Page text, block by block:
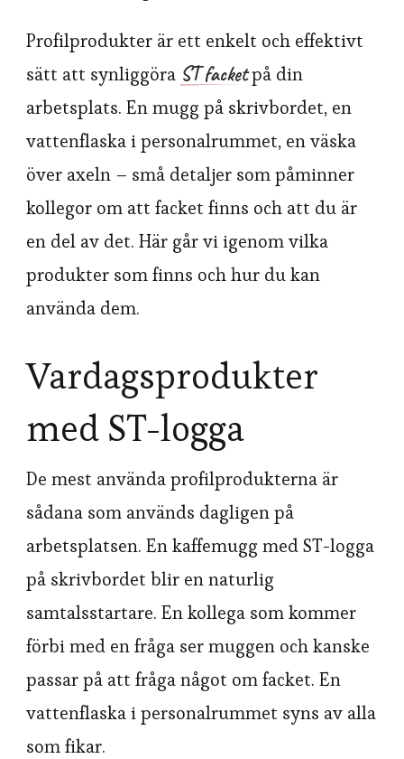
Profilprodukter är ett enkelt och effektivt
sätt att synliggöra ST facketpå din
arbetsplats. En mugg på skrivbordet, en
vattenflaska i personalrummet, en väska
över axeln – små detaljer som påminner
kollegor om att facket finns och att du är
en del av det. Här går vi igenom vilka
produkter som finns och hur du kan
använda dem.
Vardagsprodukter
med ST-logga
De mest använda profilprodukterna är
sådana som används dagligen på
arbetsplatsen. En kaffemugg med ST-logga
på skrivbordet blir en naturlig
samtalsstartare. En kollega som kommer
förbi med en fråga ser muggen och kanske
passar på att fråga något om facket. En
vattenflaska i personalrummet syns av alla
som fikar.